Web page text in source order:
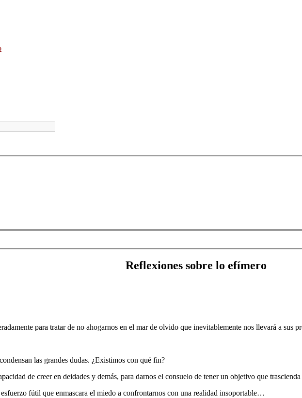
Reflexiones sobre lo efímero
para tratar de no ahogarnos en el mar de olvido que inevitablemente nos llevará a sus
las grandes dudas. ¿Existimos con qué fin?
de creer en deidades y demás, para darnos el consuelo de tener un objetivo que
fútil que enmascara el miedo a confrontarnos con una realidad insoportable…